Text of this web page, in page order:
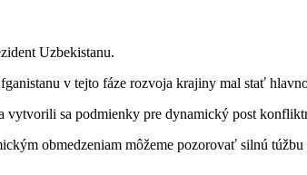
Uzbekistanu.
v tejto fáze rozvoja krajiny mal stať
vytvorili sa podmienky pre dynamický post
obmedzeniam môžeme pozorovať silnú